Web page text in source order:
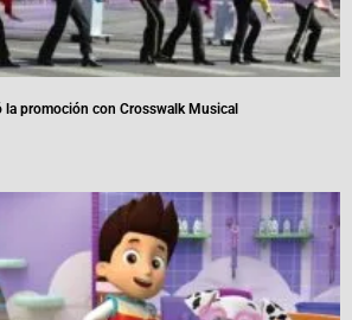
promoción con Crosswalk Musical